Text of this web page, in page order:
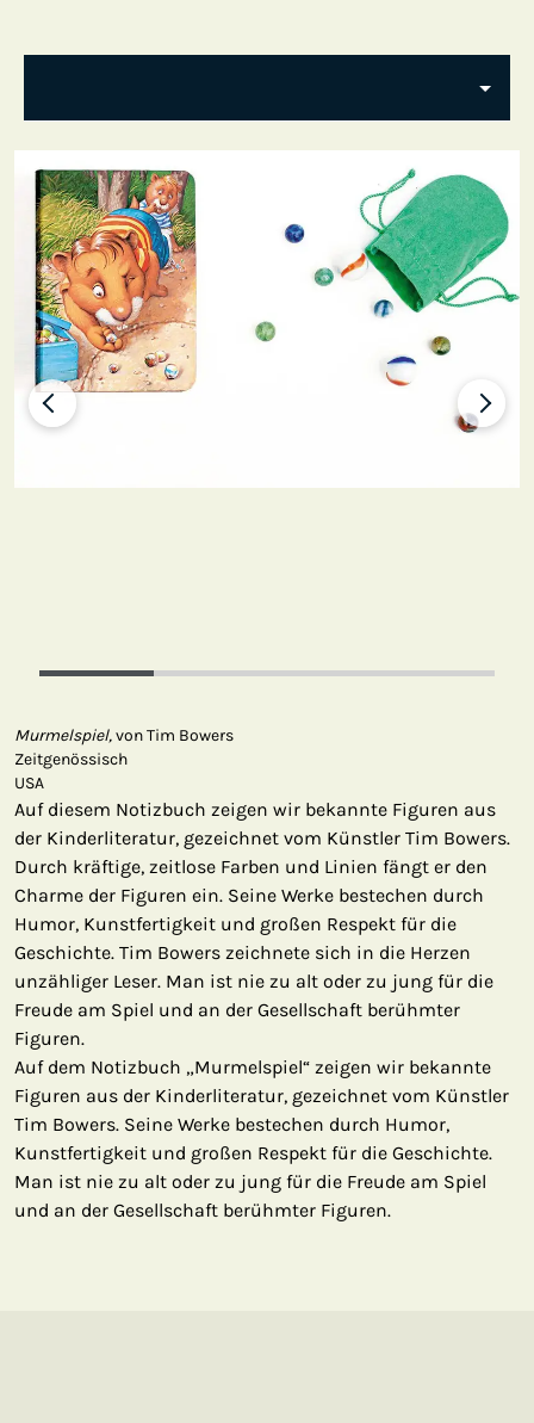
Murmelspiel,von Tim Bowers
Zeitgenössisch
USA
Auf diesem Notizbuch zeigen wir bekannte Figuren aus
der Kinderliteratur, gezeichnet vom Künstler Tim Bowers.
Durch kräftige, zeitlose Farben und Linien fängt er den
Charme der Figuren ein. Seine Werke bestechen durch
Humor, Kunstfertigkeit und großen Respekt für die
Geschichte. Tim Bowers zeichnete sich in die Herzen
unzähliger Leser. Man ist nie zu alt oder zu jung für die
Freude am Spiel und an der Gesellschaft berühmter
Figuren.
Auf dem Notizbuch „Murmelspiel“ zeigen wir bekannte
Figuren aus der Kinderliteratur, gezeichnet vom Künstler
Tim Bowers. Seine Werke bestechen durch Humor,
Kunstfertigkeit und großen Respekt für die Geschichte.
Man ist nie zu alt oder zu jung für die Freude am Spiel
und an der Gesellschaft berühmter Figuren.